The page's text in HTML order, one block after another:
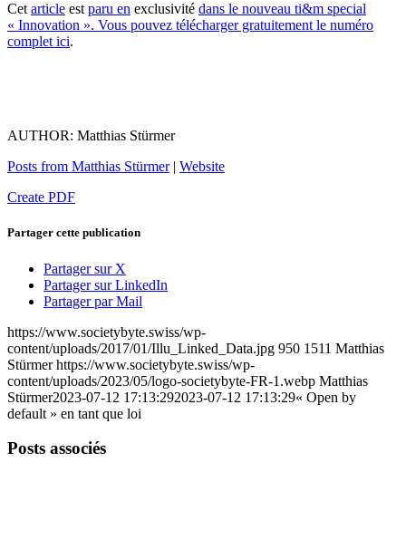
Cet article est paru en exclusivité dans le nouveau ti&m special
« Innovation ». Vous pouvez télécharger gratuitement le numéro
complet ici.
AUTHOR: Matthias Stürmer
Posts from Matthias Stürmer| Website
Create PDF
Partager cette publication
Partager sur X
Partager sur LinkedIn
Partager par Mail
https://www.societybyte.swiss/wp-
content/uploads/2017/01/Illu_Linked_Data.jpg 950 1511 Matthias
Stürmer https://www.societybyte.swiss/wp-
content/uploads/2023/05/logo-societybyte-FR-1.webp Matthias
Stürmer2023-07-12 17:13:292023-07-12 17:13:29« Open by
default » en tant que loi
Posts associés